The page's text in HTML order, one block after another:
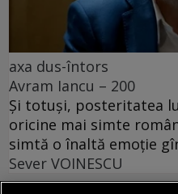
axa dus-întors
Avram Iancu – 200
Și totuși, posteritatea
oricine mai simte
simtă o înaltă emoție
Sever VOINESCU